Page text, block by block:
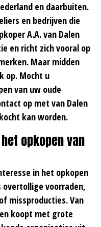
en daarbuiten.
en bedrijven die
A.A. van Dalen
en richt zich vooral op
Maar midden
op. Mocht u
van uw oude
op met van Dalen
kan worden.
opkopen van
in het opkopen
voorraden,
missproducties. Van
koopt met grote